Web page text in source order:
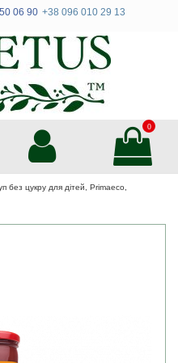
06 90 +38 096 010 29 13
0
без цукру для дітей, Primaeco,